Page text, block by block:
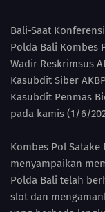
Bali-Saat
Polda Bali Kombes
Wadir Reskrimsus
Kasubdit Siber
Kasubdit Penmas
pada kamis (1/6/
Kombes Pol
menyampaikan
Polda Bali telah
slot dan